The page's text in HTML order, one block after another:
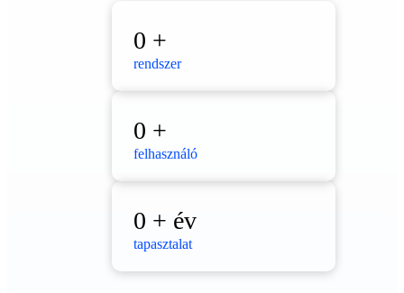
0 +
rendszer
0 +
felhasználó
0 + év
tapasztalat